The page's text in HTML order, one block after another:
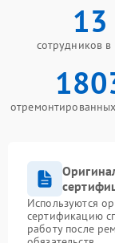
13
сотрудников в
Используются
сертификацию
работу после